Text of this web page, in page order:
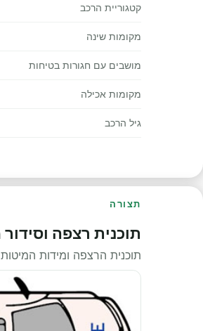
קטגוריית הרכב
מקומות שינה
מושבים עם חגורות בטיחות
מקומות אכילה
גיל הרכב
תצורה
תוכנית רצפה
תוכנית הרצפה ומידות